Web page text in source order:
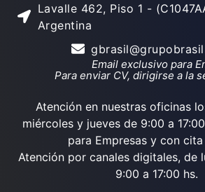
Lavalle 462, Piso 1 -
Argentina
Email exclusivo para
Para enviar CV, dirigirse a la
Atención en nuestras oficinas
miércoles y jueves de 9:00 a
para Empresas y con
Atención por canales digitales, de
9:00 a 17:00 hs.